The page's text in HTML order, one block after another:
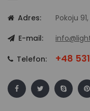
Adres:
Pokoju
E-mail:
Telefon: +48